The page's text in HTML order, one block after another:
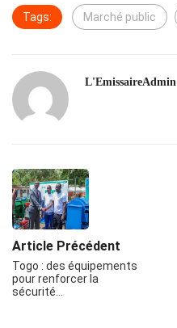
Tags: Marché public
L'EmissaireAdmin
Article Précédent
Togo : des équipements
pour renforcer la
sécurité…